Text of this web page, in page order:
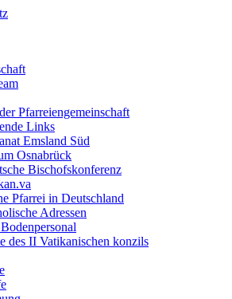
Pfarreiengemeinschaft
Links
Emsland Süd
Osnabrück
Bischofskonferenz
Pfarrei in Deutschland
Adressen
des II Vatikanischen konzils